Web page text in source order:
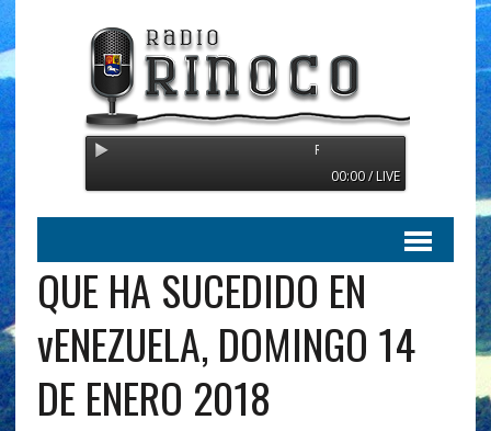
Radio Orinoco - Transmitiendo
00:00 / LIVE
QUE HA SUCEDIDO EN
vENEZUELA, DOMINGO 14
DE ENERO 2018